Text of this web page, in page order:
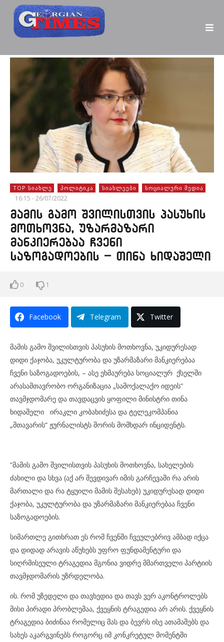
TOP ᲡᲘᲐᲮᲚᲔ ᲞᲝᲚᲘᲢᲘᲙᲐ ᲡᲘᲐᲮᲚᲔᲔᲑᲘ ᲡᲝᲪᲘᲐᲚᲣᲠᲘ ᲛᲔᲓᲘᲐ
16:15 - 26/07/2022
მამის გამო შვილისთვის პასუხის
მოთხოვნა, უზარმაზარი
მანკიერებაა ჩვენი
საზოგადოების – თინა ხიდაშელი
0 1
Facebook Telegram Twitter
მამის გამო შვილისთვის პასუხის მოთხოვნა, უკიდურესად
დიდი ქაჯობა, უკულტურობა და უზარმაზარი მანკიერებაა
ჩვენი საზოგადოების, – ასე ეხმაურება სოციალურ ქსელში
არასამთავრობო ორგანიზაცია „სამოქალაქო იდეის“
თავმჯდომარე და თავდაცვის ყოფილი მინისტრი თინა
ხიდაშელი ირაკლი კობახიძესა და ტელეკომპანია
„მთავარის“ ჟურნალისტს შორის მომხდარ ინციდენტს.
“მამის გამო შვილისთვის პასუხის მოთხოვნა, სახელების
ძახილი და სხვა (აქ არ შევდივარ იმის გარჩევაში რა არის
მართალი და რა ტყუილი მამის შესახებ) უკიდურესად დიდი
ქაჯობა, უკულტურობა და უზარმაზარი მანკიერებაა ჩვენი
საზოგადოების.
სიმართლე გითხრათ ეს რომ ჩვენში ჩვეულებრივ ამბად იქცა
და დიდად არავის აწუხებს უფრო ფუნდამენტური და
სიღრმისეული ტრაგედია მგონია ვიდრე მმართველი პარტიის
თავმჯდომარის უზრდელობა.
ის. რომ უზედელი და თავხედია და თავს ვერ აკონტროლებს
მისი პირადი პრობლემაა, ქვეყნის ტრაგედია არ არის. ქვეყნის
ტრაგედია ბიძინაა რომელიც მას და ბევრს ისე ათამაშებს და
სახეს აკარგვინებს როგორც იმ კონკრეტულ მომენტში